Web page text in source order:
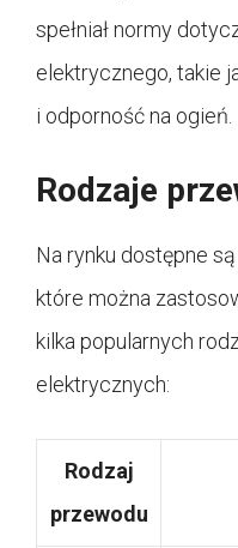
spełniał normy
elektrycznego, takie
i odporność na ogień.
Rodzaje
Na rynku dostępne
które można
kilka popularnych
elektrycznych:
Rodzaj
przewodu